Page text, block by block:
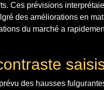
Ces prévisions
des améliorations en
du marché a
des hausses